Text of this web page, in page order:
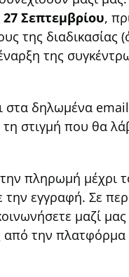
27 Σεπτεμβρίου,
της διαδικασίας
της
στα δηλωμένα
στιγμή που θα
πληρωμή μέχρι
την εγγραφή. Σε
μαζί μας
από την πλατφόρμα